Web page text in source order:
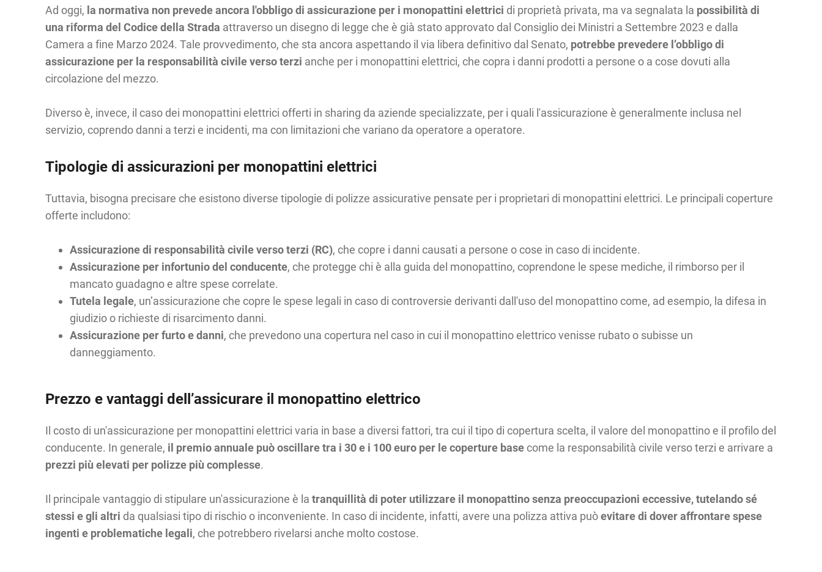
Ad oggi, la normativa non prevede ancora l'obbligo di assicurazione per i monopattini elettrici di proprietà privata, ma va segnalata la possibilità di
una riforma del Codice della Strada attraverso un disegno di legge che è già stato approvato dal Consiglio dei Ministri a Settembre 2023 e dalla
Camera a fine Marzo 2024. Tale provvedimento, che sta ancora aspettando il via libera definitivo dal Senato, potrebbe prevedere l’obbligo di
assicurazione per la responsabilità civile verso terzi anche per i monopattini elettrici, che copra i danni prodotti a persone o a cose dovuti alla
circolazione del mezzo.
Diverso è, invece, il caso dei monopattini elettrici offerti in sharing da aziende specializzate, per i quali l'assicurazione è generalmente inclusa nel
servizio, coprendo danni a terzi e incidenti, ma con limitazioni che variano da operatore a operatore.
Tipologie di assicurazioni per monopattini elettrici
Tuttavia, bisogna precisare che esistono diverse tipologie di polizze assicurative pensate per i proprietari di monopattini elettrici. Le principali coperture
offerte includono:
Assicurazione di responsabilità civile verso terzi (RC), che copre i danni causati a persone o cose in caso di incidente.
Assicurazione per infortunio del conducente, che protegge chi è alla guida del monopattino, coprendone le spese mediche, il rimborso per il
mancato guadagno e altre spese correlate.
Tutela legale, un’assicurazione che copre le spese legali in caso di controversie derivanti dall'uso del monopattino come, ad esempio, la difesa in
giudizio o richieste di risarcimento danni.
Assicurazione per furto e danni, che prevedono una copertura nel caso in cui il monopattino elettrico venisse rubato o subisse un
danneggiamento.
Prezzo e vantaggi dell’assicurare il monopattino elettrico
Il costo di un'assicurazione per monopattini elettrici varia in base a diversi fattori, tra cui il tipo di copertura scelta, il valore del monopattino e il profilo del
conducente. In generale, il premio annuale può oscillare tra i 30 e i 100 euro per le coperture basecome la responsabilità civile verso terzi e arrivare a
prezzi più elevati per polizze più complesse.
Il principale vantaggio di stipulare un'assicurazione è la tranquillità di poter utilizzare il monopattino senza preoccupazioni eccessive, tutelando sé
stessi e gli altri da qualsiasi tipo di rischio o inconveniente. In caso di incidente, infatti, avere una polizza attiva puòevitare di dover affrontare spese
ingenti e problematiche legali, che potrebbero rivelarsi anche molto costose.